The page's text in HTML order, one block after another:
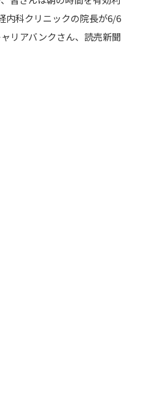
内科クリニックの院長が6/6
リアバンクさん、読売新聞